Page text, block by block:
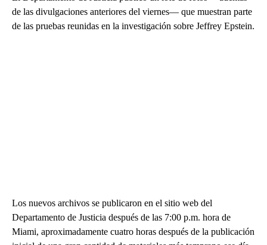
de las divulgaciones anteriores del viernes— que muestran parte
de las pruebas reunidas en la investigación sobre Jeffrey Epstein.
Los nuevos archivos se publicaron en el sitio web del
Departamento de Justicia después de las 7:00 p.m. hora de
Miami, aproximadamente cuatro horas después de la publicación